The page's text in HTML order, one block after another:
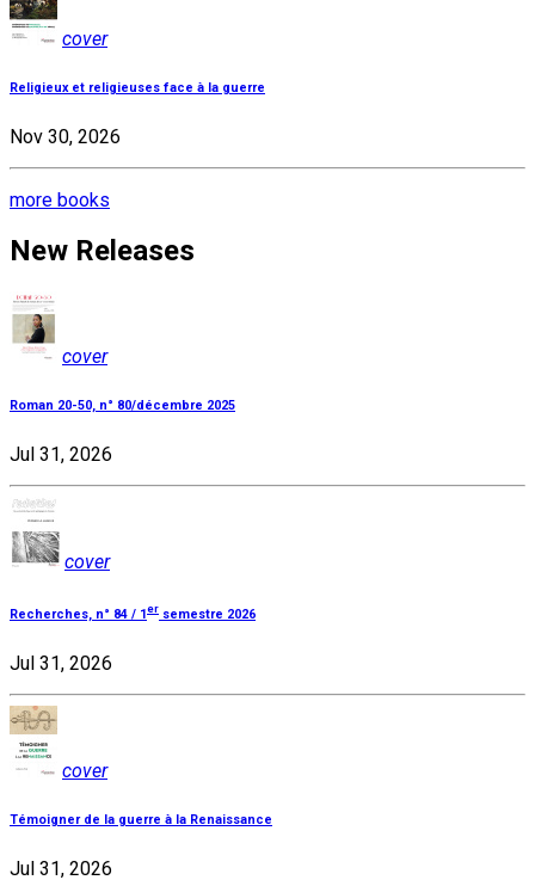
cover
Religieux et religieuses face à la guerre
Nov 30, 2026
more books
New Releases
cover
Roman 20-50, n° 80/décembre 2025
Jul 31, 2026
cover
Recherches, n° 84 / 1er semestre 2026
Jul 31, 2026
cover
Témoigner de la guerre à la Renaissance
Jul 31, 2026